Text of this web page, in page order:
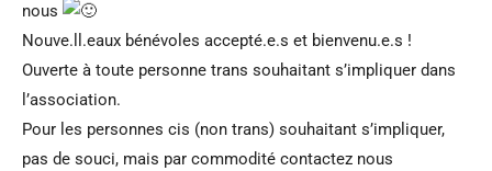
nous
Nouve.ll.eaux bénévoles accepté.e.s et bienvenu.e.s !
Ouverte à toute personne trans souhaitant s’impliquer dans
l’association.
Pour les personnes cis (non trans) souhaitant s’impliquer,
pas de souci, mais par commodité contactez nous